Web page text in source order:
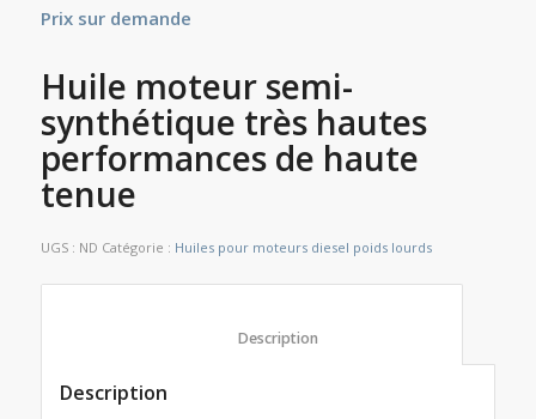
Prix sur demande
Huile moteur semi-
synthétique très hautes
performances de haute
tenue
UGS : ND Catégorie : Huiles pour moteurs diesel poids lourds
Description